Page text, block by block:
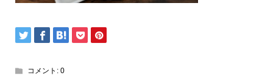
コメント: 0